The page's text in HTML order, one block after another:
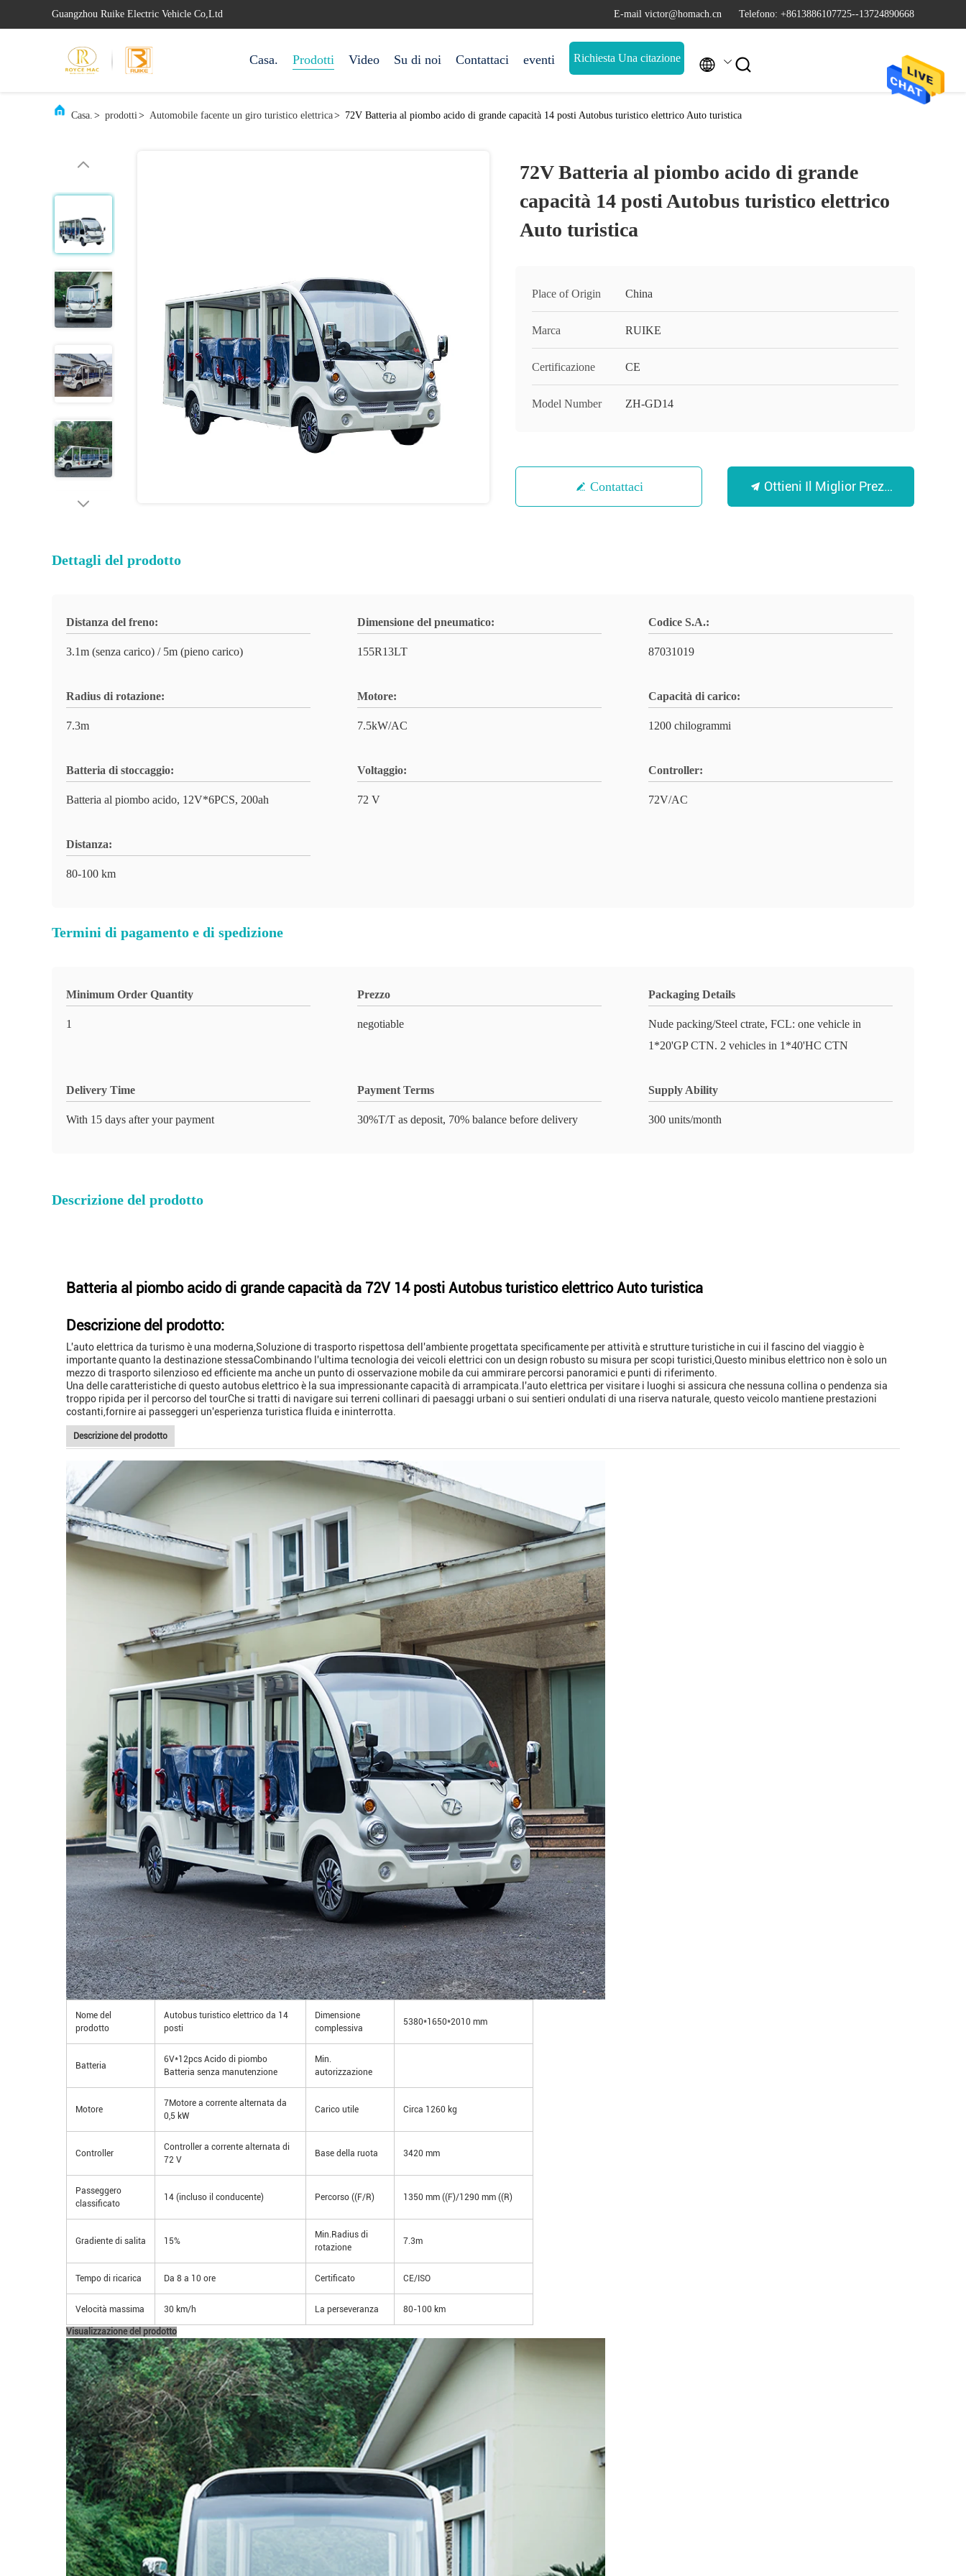
Guangzhou Ruike Electric Vehicle Co,Ltd E-mail victor@homach.cn Telefono: +8613886107725--13724890668
Casa. Prodotti Video Su di noi Contattaci eventi Richiesta Una citazione  
Casa. > prodotti> Automobile facente un giro turistico elettrica> 72V Batteria al piombo acido di grande capacità 14 posti Autobus turistico elettrico Auto turistica
72V Batteria al piombo acido di grande
capacità 14 posti Autobus turistico elettrico
Auto turistica
Place of Origin China
Marca RUIKE
Certificazione CE
Model Number ZH-GD14
Contattaci Ottieni Il Miglior Prezzo
Dettagli del prodotto
Distanza del freno:
3.1m (senza carico) / 5m (pieno carico)
Dimensione del pneumatico:
155R13LT
Codice S.A.:
87031019
Radius di rotazione:
7.3m
Motore:
7.5kW/AC
Capacità di carico:
1200 chilogrammi
Batteria di stoccaggio:
Batteria al piombo acido, 12V*6PCS, 200ah
Voltaggio:
72 V
Controller:
72V/AC
Distanza:
80-100 km
Termini di pagamento e di spedizione
Minimum Order Quantity
1
Prezzo
negotiable
Packaging Details
Nude packing/Steel ctrate, FCL: one vehicle in
1*20'GP CTN. 2 vehicles in 1*40'HC CTN
Delivery Time
With 15 days after your payment
Payment Terms
30%T/T as deposit, 70% balance before delivery
Supply Ability
300 units/month
Descrizione del prodotto
Batteria al piombo acido di grande capacità da 72V 14 posti Autobus turistico elettrico Auto turistica
Descrizione del prodotto:
L'auto elettrica da turismo è una moderna,Soluzione di trasporto rispettosa dell'ambiente progettata specificamente per attività e strutture turistiche in cui il fascino del viaggio è
importante quanto la destinazione stessaCombinando l'ultima tecnologia dei veicoli elettrici con un design robusto su misura per scopi turistici,Questo minibus elettrico non è solo un
mezzo di trasporto silenzioso ed efficiente ma anche un punto di osservazione mobile da cui ammirare percorsi panoramici e punti di riferimento.
Una delle caratteristiche di questo autobus elettrico è la sua impressionante capacità di arrampicata.l'auto elettrica per visitare i luoghi si assicura che nessuna collina o pendenza sia
troppo ripida per il percorso del tourChe si tratti di navigare sui terreni collinari di paesaggi urbani o sui sentieri ondulati di una riserva naturale, questo veicolo mantiene prestazioni
costanti,fornire ai passeggeri un'esperienza turistica fluida e ininterrotta.
Descrizione del prodotto
Nome del
prodotto
Autobus turistico elettrico da 14
posti
Dimensione
complessiva
5380*1650*2010 mm
Batteria
6V*12pcs Acido di piombo
Batteria senza manutenzione
Min.
autorizzazione
Motore
7Motore a corrente alternata da
0,5 kW
Carico utile Circa 1260 kg
Controller
Controller a corrente alternata di
72 V
Base della ruota 3420 mm
Passeggero
classificato
14 (incluso il conducente) Percorso ((F/R) 1350 mm ((F)/1290 mm ((R)
Gradiente di salita 15%
Min.Radius di
rotazione
7.3m
Tempo di ricarica Da 8 a 10 ore Certificato CE/ISO
Velocità massima 30 km/h La perseveranza 80-100 km
Visualizzazione del prodotto